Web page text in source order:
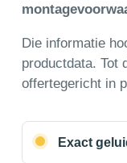
Die informatie
productdata. Tot
offertegericht in
Exact